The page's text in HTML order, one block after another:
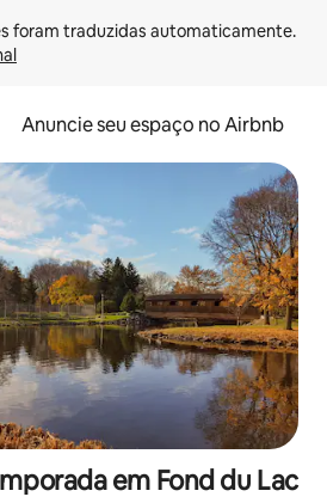
Anuncie seu espaço no Airbnb
em Fond du Lac